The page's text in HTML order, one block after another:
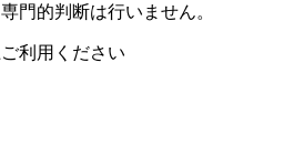
門的判断は行いません。
利用ください